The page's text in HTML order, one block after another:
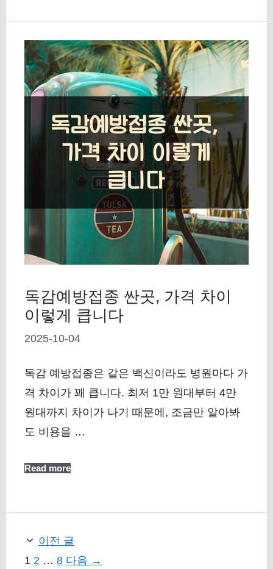
독감예방접종 싼곳, 가격 차이
이렇게 큽니다
2025-10-04
독감 예방접종은 같은 백신이라도 병원마다 가
격 차이가 꽤 큽니다. 최저 1만 원대부터 4만
원대까지 차이가 나기 때문에, 조금만 알아봐
도 비용을 …
Read more
이전 글
페
1 페
2 … 페
8 다음 →